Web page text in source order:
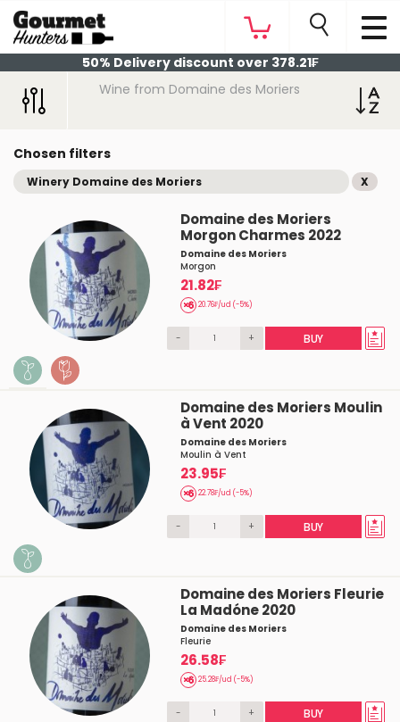
50% Delivery discount over 378.21₣
Wine from Domaine des Moriers
Chosen filters
Winery Domaine des Moriers X
Domaine des Moriers
Morgon Charmes 2022
Domaine des Moriers
Morgon
21.82₣
20.76₣/ud (-5%)
- + BUY
Domaine des Moriers Moulin
à Vent 2020
Domaine des Moriers
Moulin à Vent
23.95₣
22.78₣/ud (-5%)
- + BUY
Domaine des Moriers Fleurie
La Madóne 2020
Domaine des Moriers
Fleurie
26.58₣
25.28₣/ud (-5%)
- + BUY